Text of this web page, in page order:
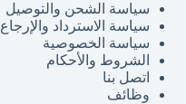
سياسة الشحن والتوصيل
سياسة الاسترداد والإرجاع
سياسة الخصوصية
الشروط والأحكام
اتصل بنا
وظائف